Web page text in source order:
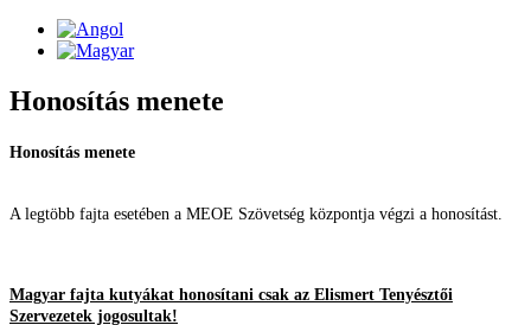
Honosítás menete
Honosítás menete
A legtöbb fajta esetében a MEOE Szövetség központja végzi a honosítást.
Magyar fajta kutyákat honosítani csak az Elismert Tenyésztői
Szervezetek jogosultak!